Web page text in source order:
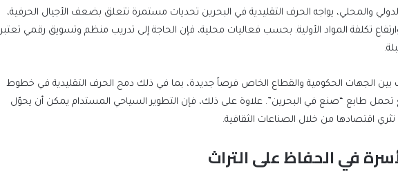
والمحلي، يواجه الحرف التقليدية في البحرين تحديات مستمرة تتعلق بضعف الأجيال الحرفية،
تكلفة المواد الأولية. بحسب فعاليات محلية، فإن الحاجة إلى تدريب منظم وتسويق رقمي تعتبر
بين الجهات الحكومية والقطاع الخاص فرصاً جديدة، بما في ذلك دمج الحرف التقليدية في خطوط
تحمل طابع “صنع في البحرين”. علاوة على ذلك، فإن التطوير السياحي المستدام يمكن أن يحوّل
تثري اقتصادها من خلال الصناعات الثقافية.
في الحفاظ على التراث